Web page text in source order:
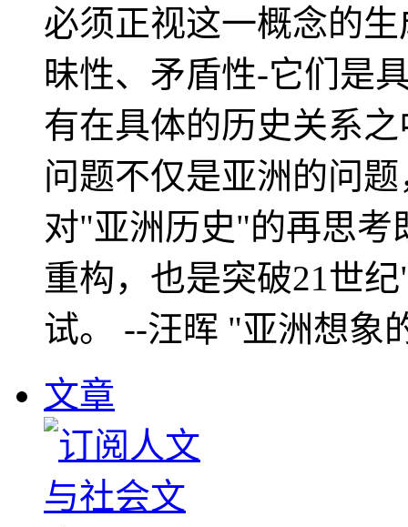
必须正视这一概念的
昧性、矛盾性-它们是
有在具体的历史关系
问题不仅是亚洲的问
对"亚洲历史"的再思考
重构，也是突破21世
试。 --汪晖 "亚洲想象
文章